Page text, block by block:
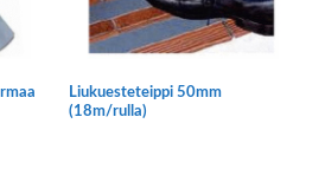
Liukuesteteippi 50mm
(18m/rulla)